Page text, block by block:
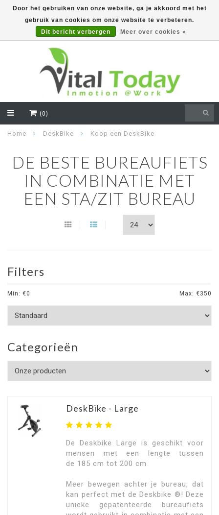
(0)
Home DeskBike Koop een DeskBike
DE BESTE BUREAUFIETS
IN COMBINATIE MET
EEN STA/ZIT BUREAU
Filters
Min: €0 Max: €350
Categorieën
DeskBike - Large
De Deskbike Large is geschikt voor
mensen met een lengte tussen
de 185 cm tot 200 cm
Meer bewegen achter je bureau, dat
kan perfect met de Deskbike ®! Deze
unieke gepatenteerde bureaufiets
Door het gebruiken van onze website, ga je akkoord met het
gebruik van cookies om onze website te verbeteren.
Dit bericht verbergen
Meer over cookies »